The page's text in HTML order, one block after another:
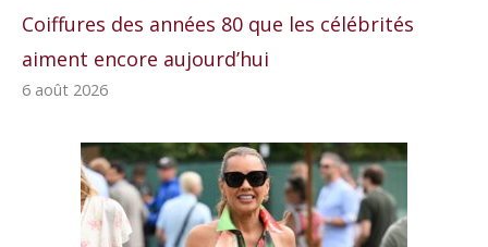
Coiffures des années 80 que les célébrités
aiment encore aujourd’hui
6 août 2026